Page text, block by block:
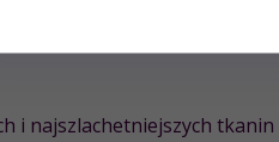
rogów znajdują się
i najszlachetniejszych tkanin